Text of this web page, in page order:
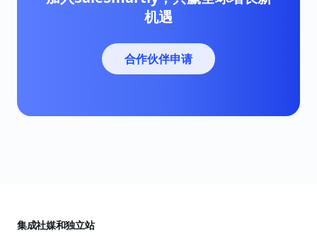
机遇
合作伙伴申请
集成社媒和独立站